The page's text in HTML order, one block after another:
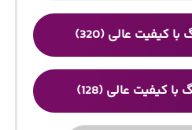
کیفیت عالی (320)
کیفیت عالی (128)